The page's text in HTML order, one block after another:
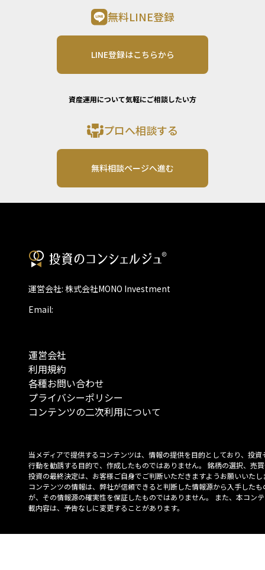
無料LINE登録
LINE登録はこちらから
資産運用について気軽にご相談したい方
プロへ相談する
無料相談ページへ進む
運営会社: 株式会社MONO Investment
Email:
運営会社
利用規約
各種お問い合わせ
プライバシーポリシー
コンテンツの二次利用について
当メディアで提供するコンテンツは、情報の提供を目的としており、投資
行動を勧誘する目的で、作成したものではありません。 銘柄の選択、売
投資の最終決定は、お客様ご自身でご判断いただきますようお願いいたし
コンテンツの情報は、弊社が信頼できると判断した情報源から入手したも
が、その情報源の確実性を保証したものではありません。 また、本コン
載内容は、予告なしに変更することがあります。